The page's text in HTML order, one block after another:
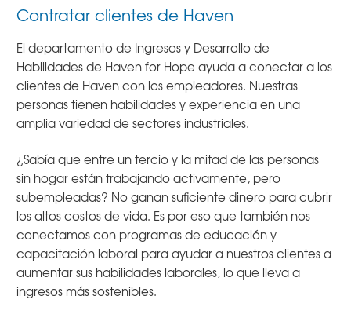
Contratar clientes de Haven
El departamento de Ingresos y Desarrollo de
Habilidades de Haven for Hope ayuda a conectar a los
clientes de Haven con los empleadores. Nuestras
personas tienen habilidades y experiencia en una
amplia variedad de sectores industriales.
¿Sabía que entre un tercio y la mitad de las personas
sin hogar están trabajando activamente, pero
subempleadas? No ganan suficiente dinero para cubrir
los altos costos de vida. Es por eso que también nos
conectamos con programas de educación y
capacitación laboral para ayudar a nuestros clientes a
aumentar sus habilidades laborales, lo que lleva a
ingresos más sostenibles.